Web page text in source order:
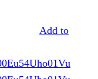
Add to